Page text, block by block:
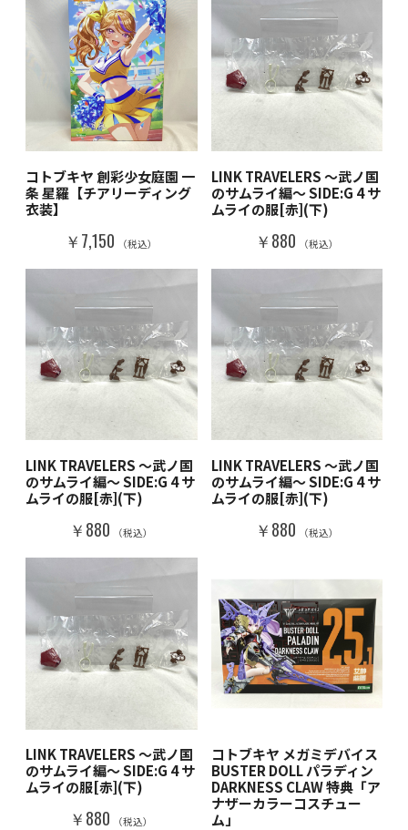
コトブキヤ 創彩少女庭園 一
条 星羅【チアリーディング
衣装】
￥7,150 （税込）
LINK TRAVELERS ～武ノ国
のサムライ編～ SIDE:G 4 サ
ムライの服[赤](下)
￥880 （税込）
LINK TRAVELERS ～武ノ国
のサムライ編～ SIDE:G 4 サ
ムライの服[赤](下)
￥880 （税込）
LINK TRAVELERS ～武ノ国
のサムライ編～ SIDE:G 4 サ
ムライの服[赤](下)
￥880 （税込）
LINK TRAVELERS ～武ノ国
のサムライ編～ SIDE:G 4 サ
ムライの服[赤](下)
￥880 （税込）
コトブキヤ メガミデバイス
BUSTER DOLL パラディン
DARKNESS CLAW 特典「ア
ナザーカラーコスチュー
ム」